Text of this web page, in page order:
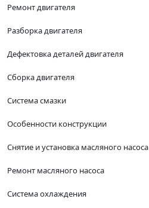
Ремонт двигателя
Разборка двигателя
Дефектовка деталей двигателя
Сборка двигателя
Система смазки
Особенности конструкции
Снятие и установка масляного насоса
Ремонт масляного насоса
Система охлаждения